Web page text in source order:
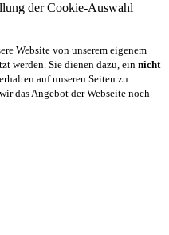
der Cookie-Auswahl
Website von unserem eigenem
werden. Sie dienen dazu, ein nicht
auf unseren Seiten zu
das Angebot der Webseite noch